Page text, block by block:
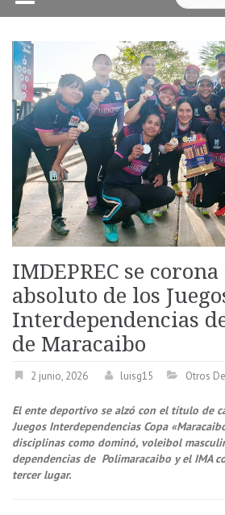
IMDEPREC se
absoluto de los
Interdependencias
de Maracaibo
2 junio, 2026 luisg15 Otros
El ente deportivo se alzó con el título de
Juegos Interdependencias Copa
disciplinas como dominó, voleibol
dependencias de Polimaracaibo y el IMA
tercer lugar.